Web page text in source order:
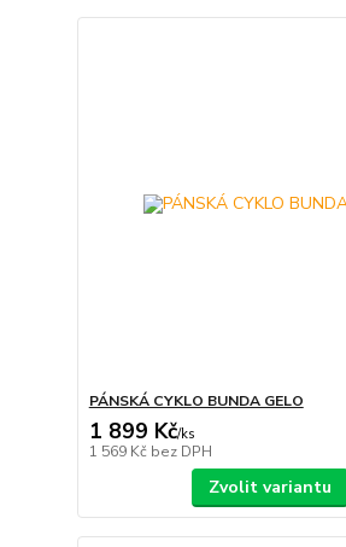
PÁNSKÁ CYKLO BUNDA GELO
1 899 Kč/ks
1 569 Kč bez DPH
Zvolit variantu